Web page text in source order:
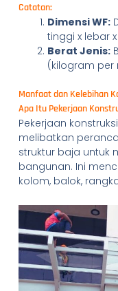
Catatan:
Dimensi WF:
tinggi x lebar
Berat Jenis:
(kilogram per
Manfaat dan Kelebihan
Apa Itu Pekerjaan
Pekerjaan
melibatkan
struktur baja untuk
bangunan. Ini
kolom, balok,